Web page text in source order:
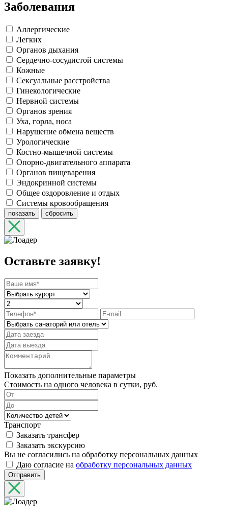
Заболевания
Аллергические
Легких
Органов дыхания
Сердечно-сосудистой системы
Кожные
Сексуальные расстройства
Гинекологические
Нервной системы
Органов зрения
Уха, горла, носа
Нарушение обмена веществ
Урологические
Костно-мышечной системы
Опорно-двигательного аппарата
Органов пищеварения
Эндокринной системы
Общее оздоровление и отдых
Системы кровообращения
показать сбросить
Оставьте заявку!
Показать дополнительные параметры
Стоимость на одного человека в сутки, руб.
Транспорт
Заказать трансфер
Заказать экскурсию
Вы не согласились на обработку персональных данных
Даю согласие на обработку персональных данных
Отправить